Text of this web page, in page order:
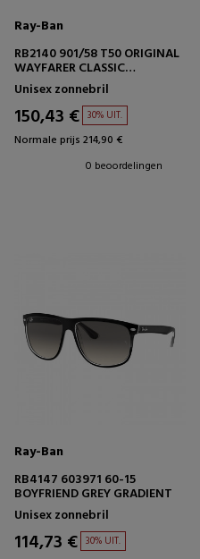
Ray-Ban
RB2140 901/58 T50 ORIGINAL
WAYFARER CLASSIC
POLARIZED
Unisex zonnebril
150,43 € 30% UIT.
Normale prijs 214,90 €
0 beoordelingen
Ray-Ban
RB4147 603971 60-15
BOYFRIEND GREY GRADIENT
Unisex zonnebril
114,73 € 30% UIT.